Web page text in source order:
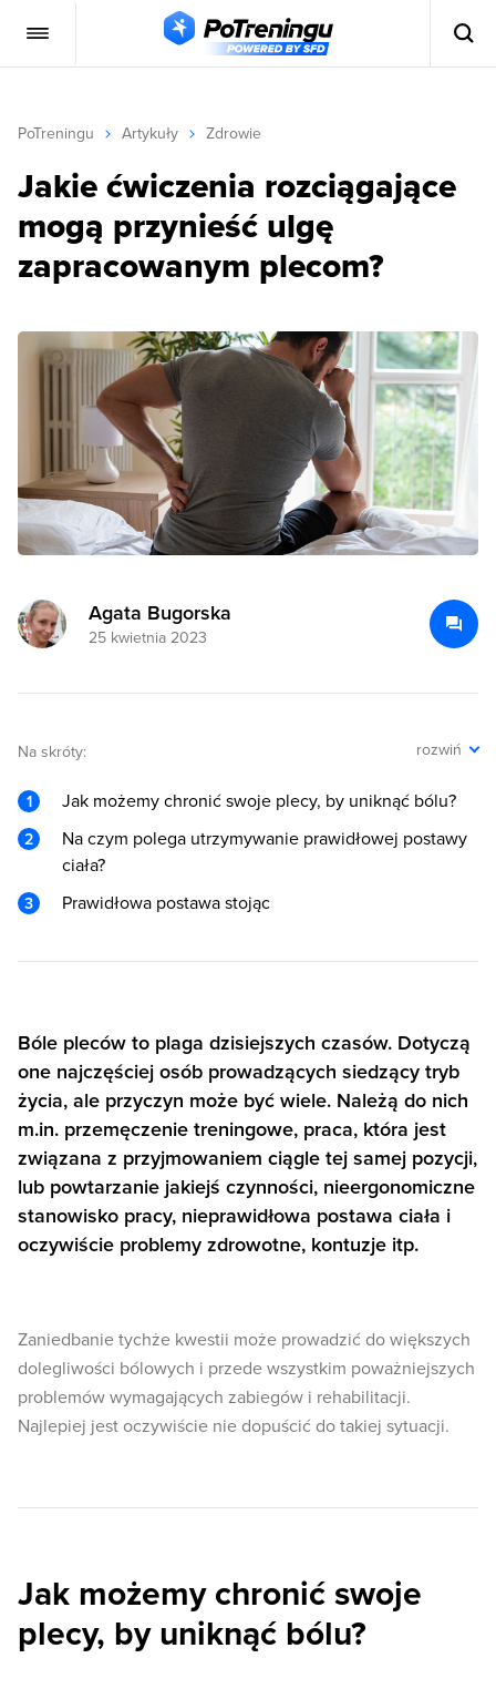
PoTreningu Artykuły Zdrowie
Jakie ćwiczenia rozciągające
mogą przynieść ulgę
zapracowanym plecom?
Agata Bugorska
25 kwietnia 2023
Na skróty: rozwiń
Jak możemy chronić swoje plecy, by uniknąć bólu?
Na czym polega utrzymywanie prawidłowej postawy
ciała?
Prawidłowa postawa stojąc
Bóle pleców to plaga dzisiejszych czasów. Dotyczą
one najczęściej osób prowadzących siedzący tryb
życia, ale przyczyn może być wiele. Należą do nich
m.in. przemęczenie treningowe, praca, która jest
związana z przyjmowaniem ciągle tej samej pozycji,
lub powtarzanie jakiejś czynności, nieergonomiczne
stanowisko pracy, nieprawidłowa postawa ciała i
oczywiście problemy zdrowotne, kontuzje itp.
Zaniedbanie tychże kwestii może prowadzić do większych
dolegliwości bólowych i przede wszystkim poważniejszych
problemów wymagających zabiegów i rehabilitacji.
Najlepiej jest oczywiście nie dopuścić do takiej sytuacji.
Jak możemy chronić swoje
plecy, by uniknąć bólu?